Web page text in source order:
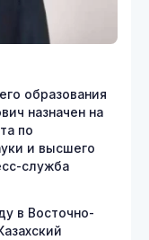
образования
назначен на
по
и высшего
служба
в Восточно-